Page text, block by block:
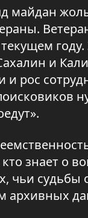
майдан
и
рос
знает о
чьи судьбы
архивных